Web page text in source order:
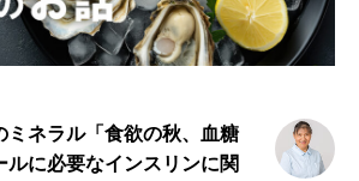
ミネラル「食欲の秋、血糖
ルに必要なインスリンに関